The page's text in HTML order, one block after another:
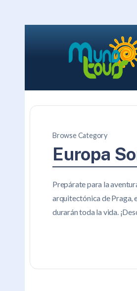
Browse Category
Europa
Prepárate para la
arquitectónica de Praga,
durarán toda la vida.